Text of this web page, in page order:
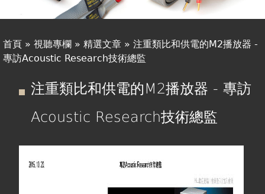
視聽專欄
購物須知
視聽室預約
線上商城
您
在
裡
首頁 » 視聽專欄 » 精選文章 » 注重類比和供電的M2播放器 -
專訪Acoustic Research技術總監
注重類比和供電的M2播放器 - 專訪
Acoustic Research技術總監